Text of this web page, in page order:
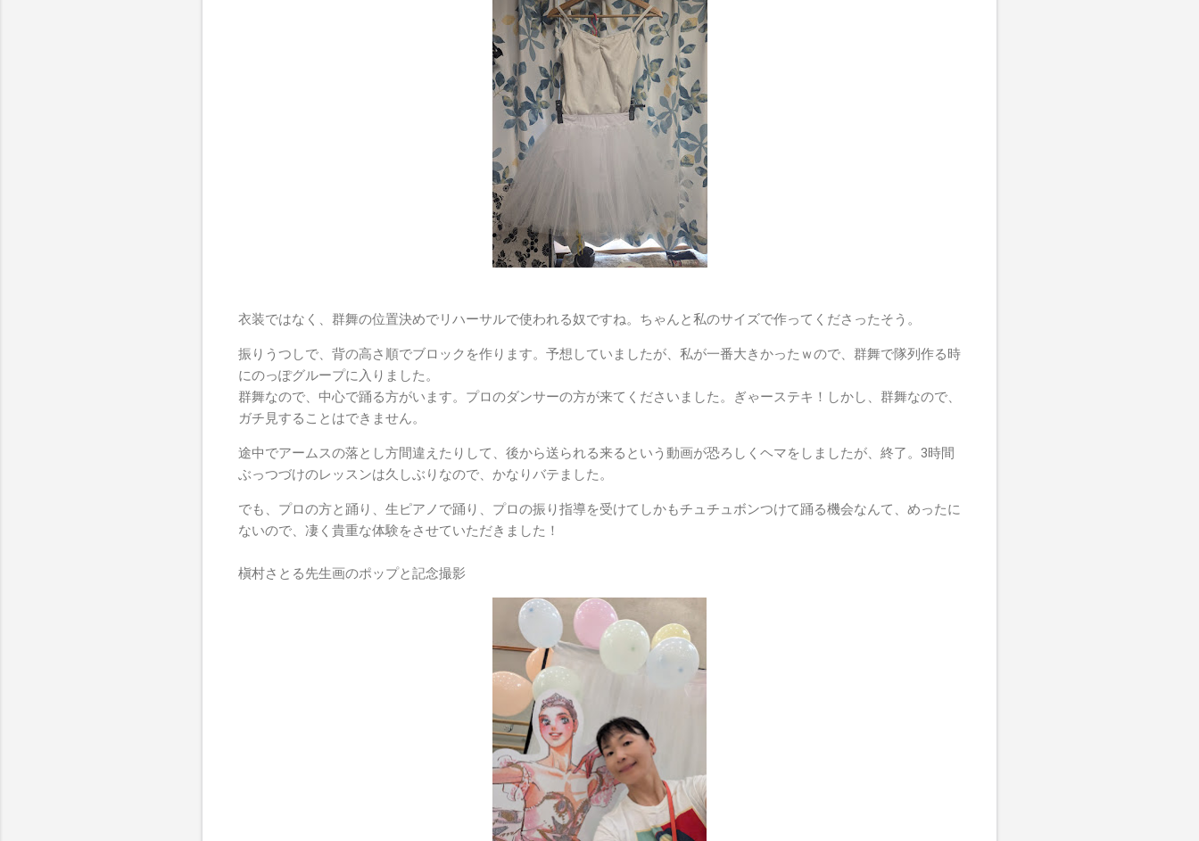
衣装ではなく、群舞の位置決めでリハーサルで使われる奴ですね。ちゃんと私のサイズで作ってくださったそう。
振りうつしで、背の高さ順でブロックを作ります。予想していましたが、私が一番大きかったｗので、群舞で隊列作る時
にのっぽグループに入りました。
群舞なので、中心で踊る方がいます。プロのダンサーの方が来てくださいました。ぎゃーステキ！しかし、群舞なので、
ガチ見することはできません。
途中でアームスの落とし方間違えたりして、後から送られる来るという動画が恐ろしくヘマをしましたが、終了。3時間
ぶっつづけのレッスンは久しぶりなので、かなりバテました。
でも、プロの方と踊り、生ピアノで踊り、プロの振り指導を受けてしかもチュチュボンつけて踊る機会なんて、めったに
ないので、凄く貴重な体験をさせていただきました！
槇村さとる先生画のポップと記念撮影